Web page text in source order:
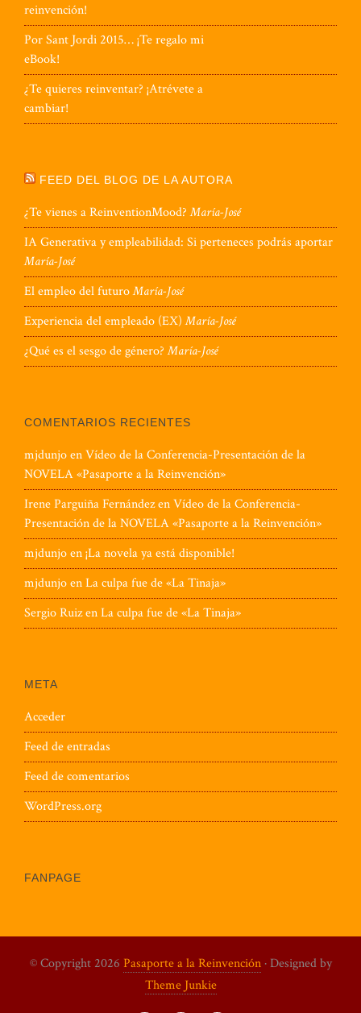
reinvención!
Por Sant Jordi 2015… ¡Te regalo mi
eBook!
¿Te quieres reinventar? ¡Atrévete a
cambiar!
FEED DEL BLOG DE LA AUTORA
¿Te vienes a ReinventionMood? María-José
IA Generativa y empleabilidad: Si perteneces podrás aportar
María-José
El empleo del futuroMaría-José
Experiencia del empleado (EX) María-José
¿Qué es el sesgo de género? María-José
COMENTARIOS RECIENTES
mjdunjoenVídeo de la Conferencia-Presentación de la
NOVELA «Pasaporte a la Reinvención»
Irene Parguiña FernándezenVídeo de la Conferencia-
Presentación de la NOVELA «Pasaporte a la Reinvención»
mjdunjoen¡La novela ya está disponible!
mjdunjoenLa culpa fue de «La Tinaja»
Sergio RuizenLa culpa fue de «La Tinaja»
META
Acceder
Feed de entradas
Feed de comentarios
WordPress.org
FANPAGE
© Copyright 2026 Pasaporte a la Reinvención· Designed by
Theme Junkie